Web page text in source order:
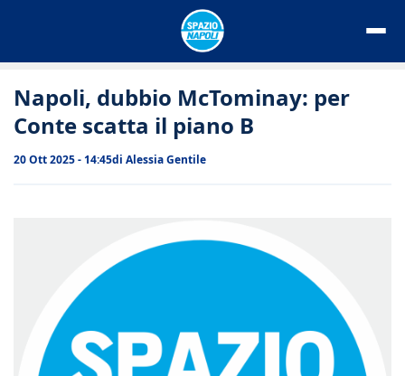
Napoli, dubbio McTominay: per
Conte scatta il piano B
20 Ott 2025 - 14:45di Alessia Gentile